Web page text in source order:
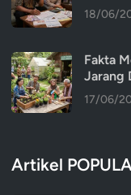
18/06/
Fakta
Jarang
17/06/
Artikel